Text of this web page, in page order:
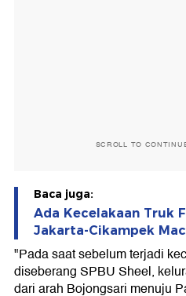
SCROLL TO
Baca juga:
Ada Kecelakaan Truk
Jakarta-Cikampek
"Pada saat sebelum terjadi
diseberang SPBU Sheel,
dari arah Bojongsari menuju